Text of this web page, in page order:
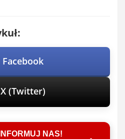
Facebook
X (Twitter)
NAS!